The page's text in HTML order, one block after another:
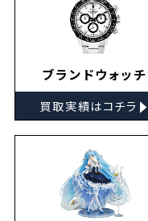
ブランドウォッチ
買取実績はコチラ ▸